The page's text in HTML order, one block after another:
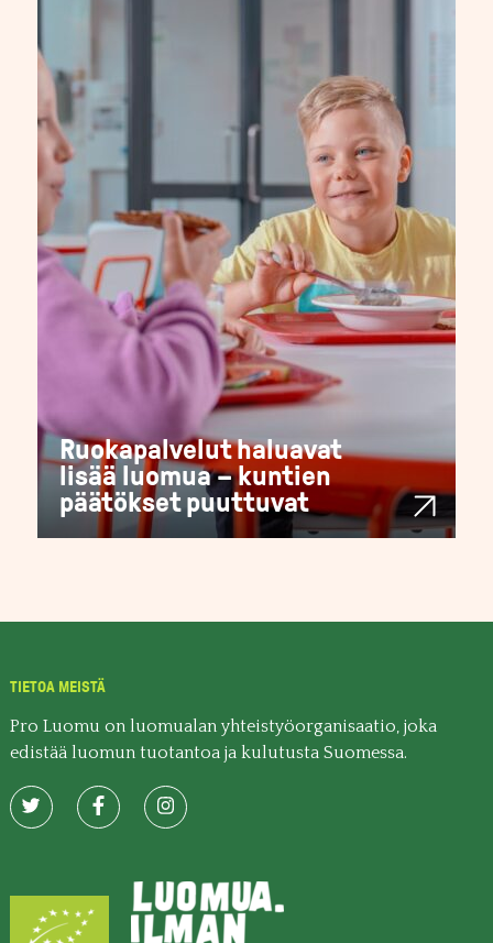
Ruokapalvelut haluavat
lisää luomua – kuntien
päätökset puuttuvat
TIETOA MEISTÄ
Pro Luomu on luomualan yhteistyöorganisaatio, joka
edistää luomun tuotantoa ja kulutusta Suomessa.